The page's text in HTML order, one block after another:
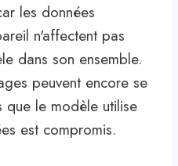
les données
n'affectent pas
dans son ensemble.
peuvent encore se
que le modèle utilise
est compromis.